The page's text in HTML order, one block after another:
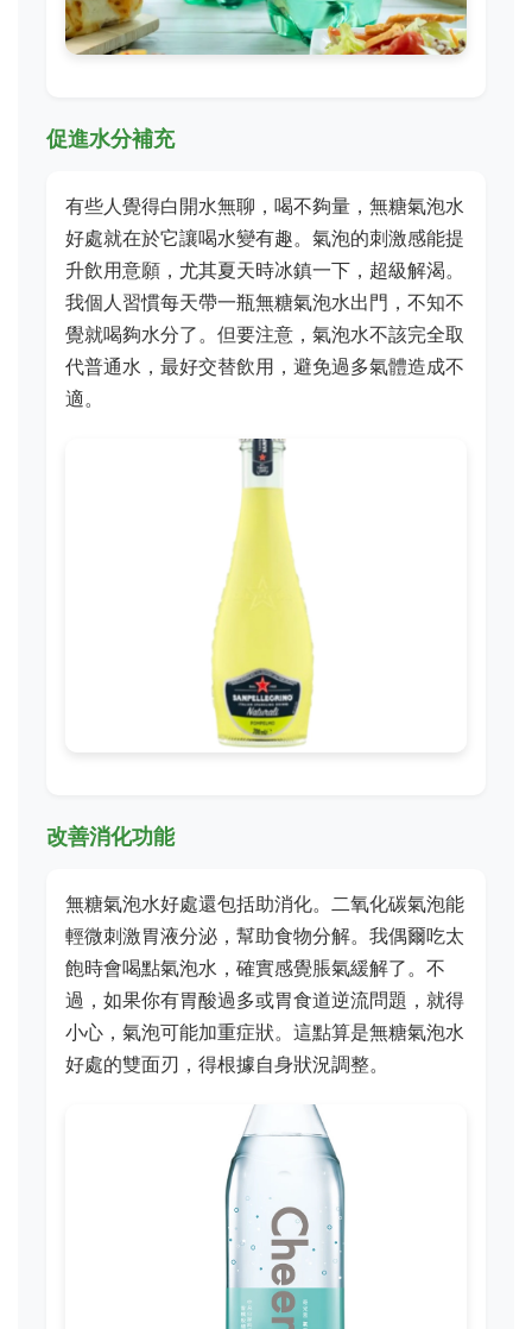
促進水分補充
有些人覺得白開水無聊，喝不夠量，無糖氣泡水
好處就在於它讓喝水變有趣。氣泡的刺激感能提
升飲用意願，尤其夏天時冰鎮一下，超級解渴。
我個人習慣每天帶一瓶無糖氣泡水出門，不知不
覺就喝夠水分了。但要注意，氣泡水不該完全取
代普通水，最好交替飲用，避免過多氣體造成不
適。
改善消化功能
無糖氣泡水好處還包括助消化。二氧化碳氣泡能
輕微刺激胃液分泌，幫助食物分解。我偶爾吃太
飽時會喝點氣泡水，確實感覺脹氣緩解了。不
過，如果你有胃酸過多或胃食道逆流問題，就得
小心，氣泡可能加重症狀。這點算是無糖氣泡水
好處的雙面刃，得根據自身狀況調整。